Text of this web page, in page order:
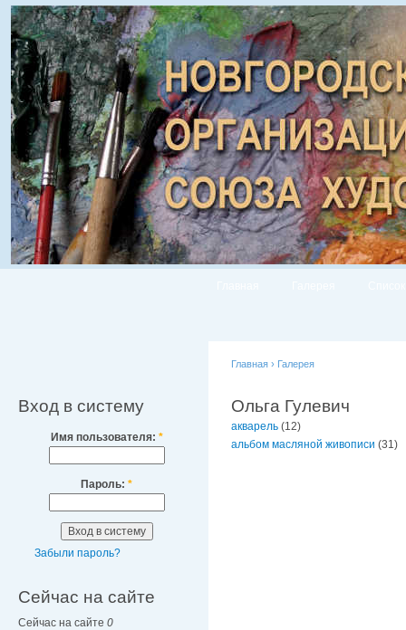
Вход в систему
Имя пользователя: *
Пароль: *
Забыли пароль?
Сейчас на сайте
Сейчас на сайте 0
Главная › Галерея
Ольга Гулевич
акварель (12)
альбом масляной живописи (31)